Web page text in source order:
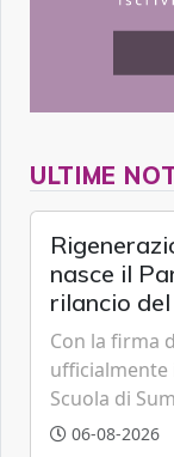
ULTIME
nasce il
rilancio
Con la firma
ufficialmente
Scuola di
partenariato
06-08-2026